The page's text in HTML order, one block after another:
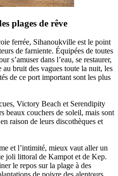
plages de rêve
ferrée, Sihanoukville est le point
de farniente. Équipées de toutes
s’amuser dans l’eau, se restaurer,
bruit des vagues toute la nuit, les
de ce port important sont les plus
Victory Beach et Serendipity
beaux couchers de soleil, mais sont
raison de leurs discothèques et
et l’intimité, mieux vaut aller un
joli littoral de Kampot et de Kep.
le repos sur la plage à des